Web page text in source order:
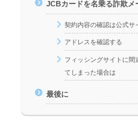
JCBカードを名乗る詐欺メ
契約内容の確認は公式サ
アドレスを確認する
フィッシングサイトに間
てしまった場合は
最後に